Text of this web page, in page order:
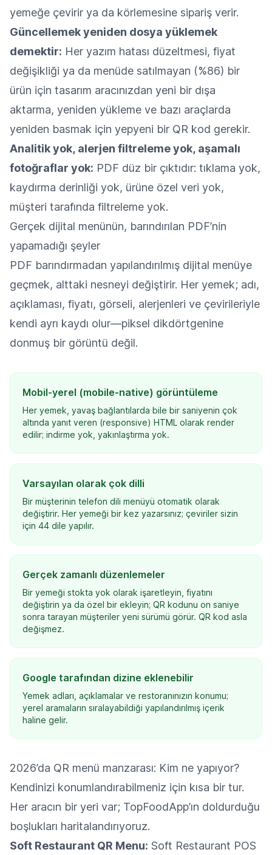
yemeğe çevirir ya da körlemesine sipariş verir.
Güncellemek yeniden dosya yüklemek
demektir: Her yazım hatası düzeltmesi, fiyat
değişikliği ya da menüde satılmayan (%86) bir
ürün için tasarım aracınızdan yeni bir dışa
aktarma, yeniden yükleme ve bazı araçlarda
yeniden basmak için yepyeni bir QR kod gerekir.
Analitik yok, alerjen filtreleme yok, aşamalı
fotoğraflar yok: PDF düz bir çıktıdır: tıklama yok,
kaydırma derinliği yok, ürüne özel veri yok,
müşteri tarafında filtreleme yok.
Gerçek dijital menünün, barındırılan PDF’nin
yapamadığı şeyler
PDF barındırmadan yapılandırılmış dijital menüye
geçmek, alttaki nesneyi değiştirir. Her yemek; adı,
açıklaması, fiyatı, görseli, alerjenleri ve çevirileriyle
kendi ayrı kaydı olur—piksel dikdörtgenine
donmuş bir görüntü değil.
Mobil-yerel (mobile-native) görüntüleme
Her yemek, yavaş bağlantılarda bile bir saniyenin çok
altında yanıt veren (responsive) HTML olarak render
edilir; indirme yok, yakınlaştırma yok.
Varsayılan olarak çok dilli
Bir müşterinin telefon dili menüyü otomatik olarak
değiştirir. Her yemeği bir kez yazarsınız; çeviriler sizin
için 44 dile yapılır.
Gerçek zamanlı düzenlemeler
Bir yemeği stokta yok olarak işaretleyin, fiyatını
değiştirin ya da özel bir ekleyin; QR kodunu on saniye
sonra tarayan müşteriler yeni sürümü görür. QR kod asla
değişmez.
Google tarafından dizine eklenebilir
Yemek adları, açıklamalar ve restoranınızın konumu;
yerel aramaların sıralayabildiği yapılandırılmış içerik
haline gelir.
2026’da QR menü manzarası: Kim ne yapıyor?
Kendinizi konumlandırabilmeniz için kısa bir tur.
Her aracın bir yeri var; TopFoodApp’ın doldurduğu
boşlukları haritalandırıyoruz.
Soft Restaurant QR Menu: Soft Restaurant POS